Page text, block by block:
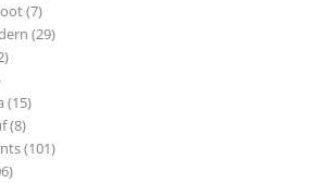
(7)
(29)
(15)
(8)
(101)